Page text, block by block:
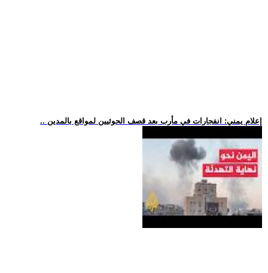
.. إعلام يمني: انفجارات في مأرب بعد قصف الحوثيين لمواقع بالمدين